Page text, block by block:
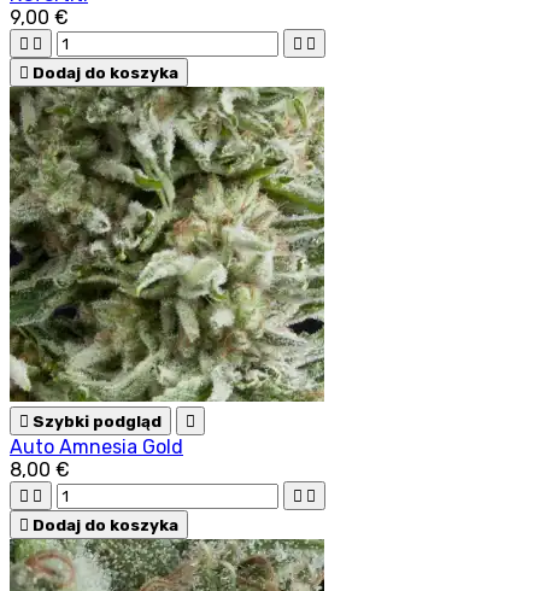
9,00 €
   
 Dodaj do koszyka
 Szybki podgląd 
Auto Amnesia Gold
8,00 €
   
 Dodaj do koszyka